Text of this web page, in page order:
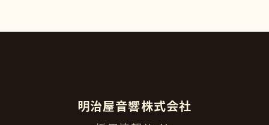
明治屋音響株式会社